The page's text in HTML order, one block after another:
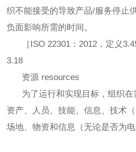
织不能接受的导致产品/服务停止
负面影响所需的时间。
［ISO 22301：2012，定义3.45
3.18
资源 resources
为了运行和实现目标，组织在
资产、人员、技能、信息、技术
场地、物资和信息（无论是否为电